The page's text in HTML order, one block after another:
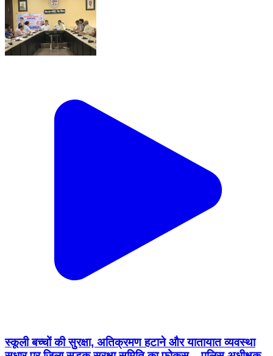
स्कूली बच्चों की सुरक्षा, अतिक्रमण हटाने और यातायात व्यवस्था